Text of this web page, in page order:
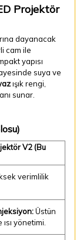
Projektör
dayanacak
cam ile
yapısı
suya ve
ışık rengi,
sunar.
V2 (Bu
verimlilik
Üstün
ısı yönetimi.